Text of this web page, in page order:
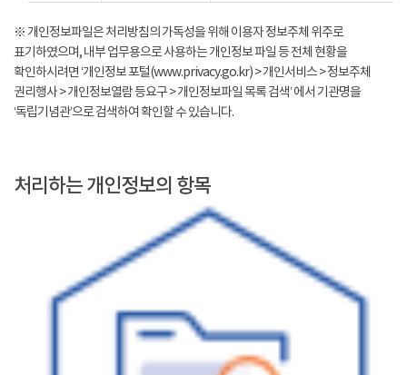
※ 개인정보파일은 처리방침의 가독성을 위해 이용자 정보주체 위주로
표기하였으며, 내부 업무용으로 사용하는 개인정보 파일 등 전체 현황을
확인하시려면 ‘개인정보 포털(www.privacy.go.kr) > 개인서비스 > 정보주체
권리행사 > 개인정보열람 등요구 > 개인정보파일 목록 검색’ 에서 기관명을
‘독립기념관’으로 검색하여 확인할 수 있습니다.
처리하는 개인정보의 항목